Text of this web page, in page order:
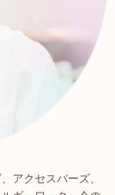
アクセスバーズ、